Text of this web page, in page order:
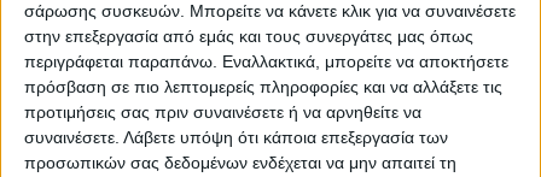
σάρωσης συσκευών. Μπορείτε να κάνετε κλικ για να συναινέσετε
στην επεξεργασία από εμάς και τους συνεργάτες μας όπως
περιγράφεται παραπάνω. Εναλλακτικά, μπορείτε να αποκτήσετε
πρόσβαση σε πιο λεπτομερείς πληροφορίες και να αλλάξετε τις
προτιμήσεις σας πριν συναινέσετε ή να αρνηθείτε να
συναινέσετε. Λάβετε υπόψη ότι κάποια επεξεργασία των
προσωπικών σας δεδομένων ενδέχεται να μην απαιτεί τη
ΝΕΟΣ ΑΓΩΝ
https://neosagon.gr
Η Αρχαιότερη Καθημερινή Πρωινή Εφημερίδα της Καρδίτσας